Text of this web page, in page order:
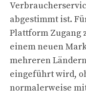
abgestimmt ist.
Plattform Zugang
einem neuen
mehreren
eingeführt wird,
normalerweise